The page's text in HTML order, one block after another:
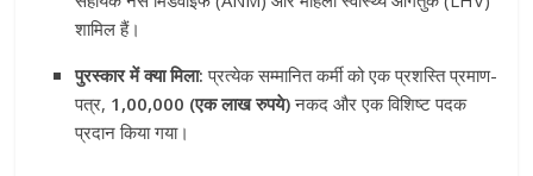
शामिल हैं।
पुरस्कार में क्या मिला: प्रत्येक सम्मानित कर्मी को एक प्रशस्ति प्रमाण-
पत्र, 1,00,000 (एक लाख रुपये)नकद और एक विशिष्ट पदक
प्रदान किया गया।